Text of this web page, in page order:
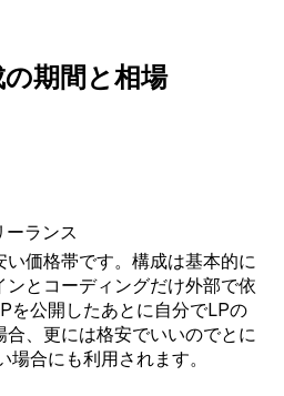
期間と相場
ランス
い価格帯です。構成は基本的に
ンとコーディングだけ外部で依
を公開したあとに自分でLPの
合、更には格安でいいのでとに
合にも利用されます。